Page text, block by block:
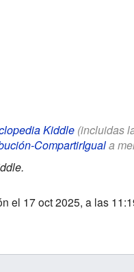
Kiddle(incluidas
CompartirIguala
el 17 oct 2025, a las